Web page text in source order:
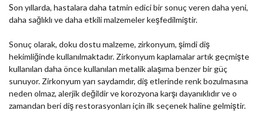
Son yıllarda, hastalara daha tatmin edici bir sonuç veren daha yeni,
daha sağlıklı ve daha etkili malzemeler keşfedilmiştir.
Sonuç olarak, doku dostu malzeme, zirkonyum, şimdi diş
hekimliğinde kullanılmaktadır. Zirkonyum kaplamalar artık geçmişte
kullanılan daha önce kullanılan metalik alaşıma benzer bir güç
sunuyor. Zirkonyum yarı saydamdır, diş etlerinde renk bozulmasına
neden olmaz, alerjik değildir ve korozyona karşı dayanıklıdır ve o
zamandan beri diş restorasyonları için ilk seçenek haline gelmiştir.